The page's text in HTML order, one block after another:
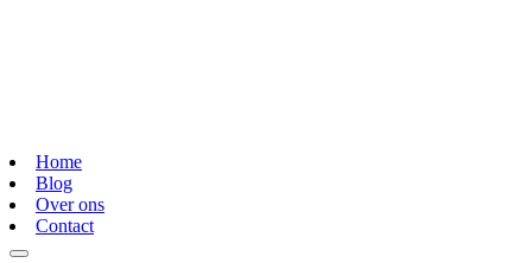
Home
Blog
Over ons
Contact